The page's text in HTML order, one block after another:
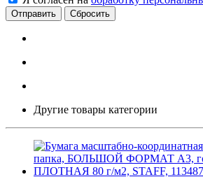
Сбросить
Другие товары категории